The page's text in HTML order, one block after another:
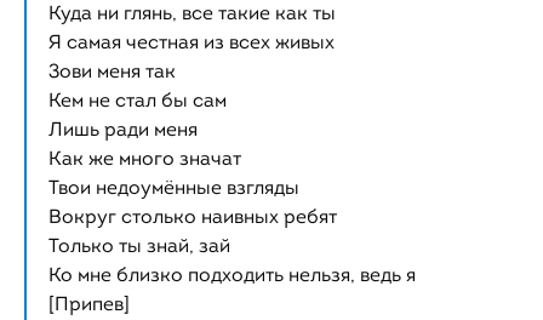
Куда ни глянь, все такие как ты
Я самая честная из всех живых
Зови меня так
Кем не стал бы сам
Лишь ради меня
Как же много значат
Твои недоумённые взгляды
Вокруг столько наивных ребят
Только ты знай, зай
Ко мне близко подходить нельзя, ведь я
[Припев]